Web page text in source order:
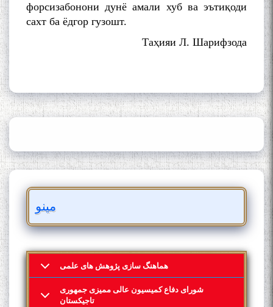
форсизабонони дунё амали хуб ва эътиқоди
сахт ба ёдгор гузошт.
Таҳияи Л. Шарифзода
مینو
هماهنگ سازی پژوهش های علمی
شورای دفاع کمیسیون عالی ممیزی جمهوری
تاجیکستان